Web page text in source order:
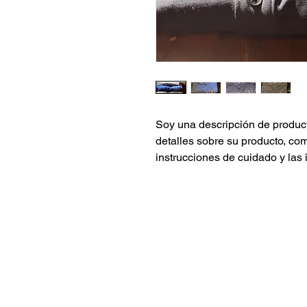
Soy una descripción de
detalles sobre su producto,
instrucciones de cuidado y